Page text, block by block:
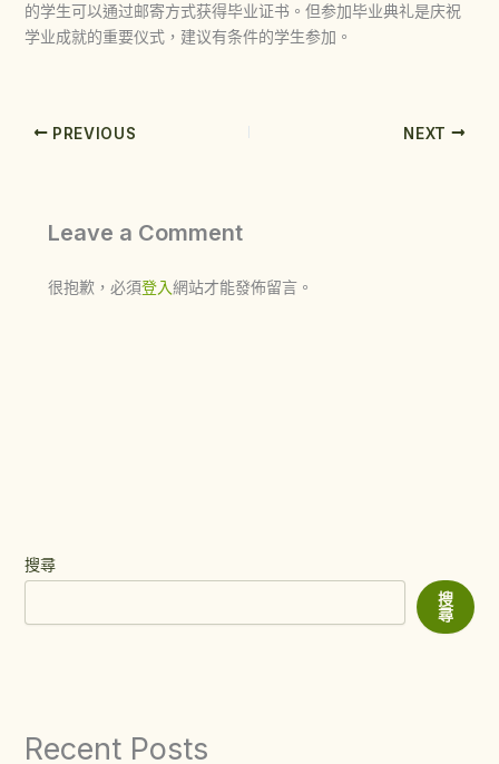
的学生可以通过邮寄方式获得毕业证书。但参加毕业典礼是庆祝
学业成就的重要仪式，建议有条件的学生参加。
PREVIOUS NEXT
Leave a Comment
很抱歉，必須登入網站才能發佈留言。
搜尋
搜
尋
Recent Posts